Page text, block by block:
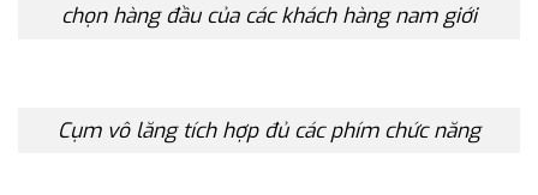
chọn hàng đầu của các khách hàng nam giới
Cụm vô lăng tích hợp đủ các phím chức năng